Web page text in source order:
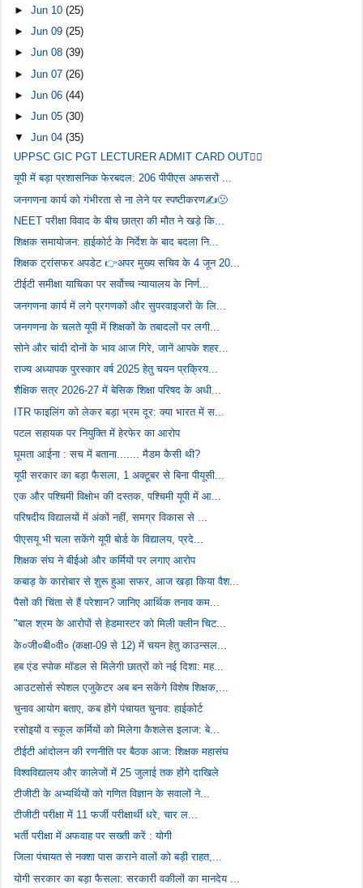
►Jun 10(25)
►Jun 09(25)
►Jun 08(39)
►Jun 07(26)
►Jun 06(44)
►Jun 05(30)
▼Jun 04(35)
UPPSC GIC PGT LECTURER ADMIT CARD OUT👇🏻
यूपी में बड़ा प्रशासनिक फेरबदल: 206 पीपीएस अफसरों ...
जनगणना कार्य को गंभीरता से ना लेने पर स्पष्टीकरण✍️🙁
NEET परीक्षा विवाद के बीच छात्रा की मौत ने खड़े कि...
शिक्षक समायोजन: हाईकोर्ट के निर्देश के बाद बदला नि...
शिक्षक ट्रांसफर अपडेट 👉अपर मुख्य सचिव के 4 जून 20...
टीईटी समीक्षा याचिका पर सर्वोच्च न्यायालय के निर्ण...
जनगणना कार्य में लगे प्रगणकों और सुपरवाइजरों के लि...
जनगणना के चलते यूपी में शिक्षकों के तबादलों पर लगी...
सोने और चांदी दोनों के भाव आज गिरे, जानें आपके शहर...
राज्य अध्यापक पुरस्कार वर्ष 2025 हेतु चयन प्रक्रिय...
शैक्षिक सत्र 2026-27 में बेसिक शिक्षा परिषद के अधी...
ITR फाइलिंग को लेकर बड़ा भ्रम दूर: क्या भारत में स...
पटल सहायक पर नियुक्ति में हेरफेर का आरोप
घूमता आईना : सच में बताना....... मैडम कैसी थी?
यूपी सरकार का बड़ा फैसला, 1 अक्टूबर से बिना पीयूसी...
एक और पश्चिमी विक्षोभ की दस्तक, पश्चिमी यूपी में आ...
परिषदीय विद्यालयों में अंकों नहीं, समग्र विकास से ...
पीएसयू भी चला सकेंगे यूपी बोर्ड के विद्यालय, प्रदे...
शिक्षक संघ ने बीईओ और कर्मियों पर लगाए आरोप
कबाड़ के कारोबार से शुरू हुआ सफर, आज खड़ा किया वैश...
पैसों की चिंता से हैं परेशान? जानिए आर्थिक तनाव कम...
"बाल श्रम के आरोपों से हेडमास्टर को मिली क्लीन चिट...
के०जी०बी०वी० (कक्षा-09 से 12) में चयन हेतु काउन्सल...
हब एंड स्पोक मॉडल से मिलेगी छात्रों को नई दिशा: मह...
आउटसोर्स स्पेशल एजुकेटर अब बन सकेंगे विशेष शिक्षक,...
चुनाव आयोग बताए, कब होंगे पंचायत चुनाव: हाईकोर्ट
रसोइयों व स्कूल कर्मियों को मिलेगा कैशलेस इलाज: बे...
टीईटी आंदोलन की रणनीति पर बैठक आज: शिक्षक महासंघ
विश्वविद्यालय और कालेजों में 25 जुलाई तक होंगे दाखिले
टीजीटी के अभ्यर्थियों को गणित विज्ञान के सवालों ने...
टीजीटी परीक्षा में 11 फर्जी परीक्षार्थी धरे, चार ल...
भर्ती परीक्षा में अफवाह पर सख्ती करें : योगी
जिला पंचायत से नक्शा पास कराने वालों को बड़ी राहत,...
योगी सरकार का बड़ा फैसला: सरकारी वकीलों का मानदेय ...